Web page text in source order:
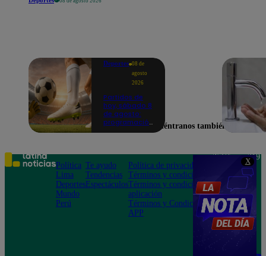
X
Deportes 08 de
agosto
2026
Partidos de
hoy, sábado 8
de agosto:
programaciónEncuéntranos también en
Política
Lima
Deportes
Mundo
Perú
Te ayudo
Tendencias
Espectáculos
Política de privacidad
Términos y condiciones
Términos y condiciones
aplicación
Términos y Condiciones
APP
Teléfono: 219
Av. San
Felipe 968
Jesús María